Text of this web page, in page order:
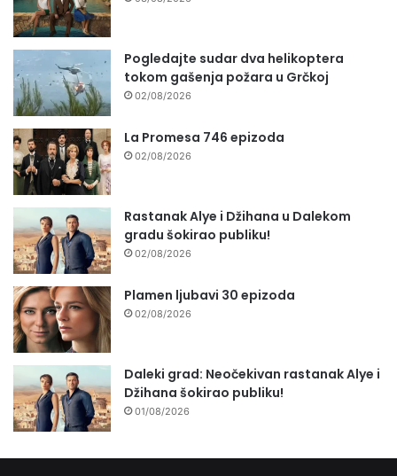
Pogledajte sudar dva helikoptera
tokom gašenja požara u Grčkoj
02/08/2026
La Promesa 746 epizoda
02/08/2026
Rastanak Alye i Džihana u Dalekom
gradu šokirao publiku!
02/08/2026
Plamen ljubavi 30 epizoda
02/08/2026
Daleki grad: Neočekivan rastanak Alye i
Džihana šokirao publiku!
01/08/2026